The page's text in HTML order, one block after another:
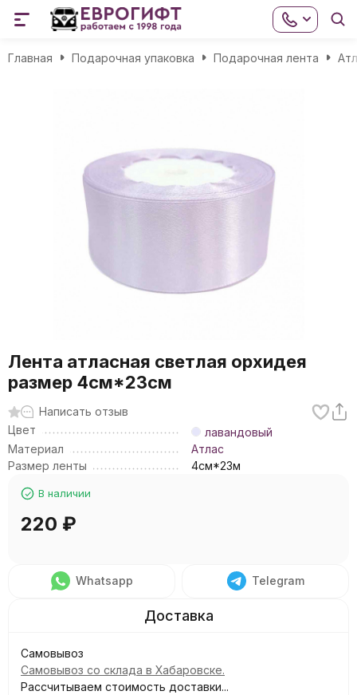
Главная Подарочная упаковка Подарочная лента
Лента атласная светлая орхидея
размер 4см*23см
Написать отзыв
Цвет
лавандовый
Материал
Атлас
Размер ленты
4см*23м
В наличии
220 ₽
Whatsapp Telegram
Самовывоз
Самовывоз со склада в Хабаровске.
Рассчитываем стоимость доставки...